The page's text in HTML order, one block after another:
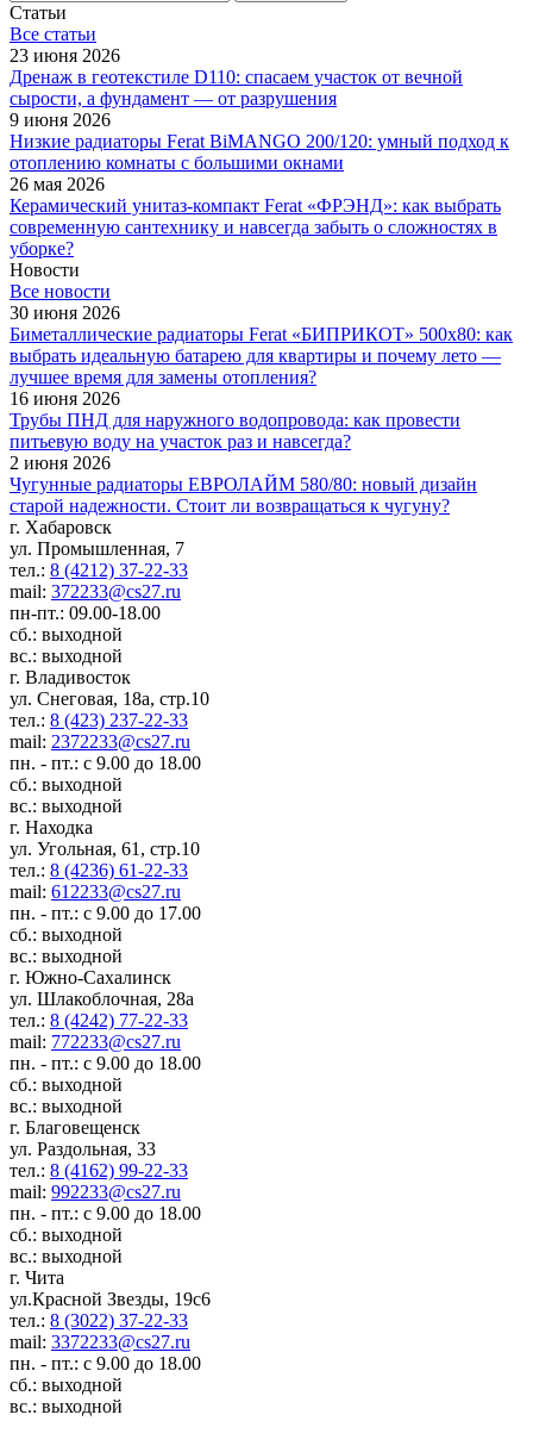
Статьи
Все cтатьи
23 июня 2026
Дренаж в геотекстиле D110: спасаем участок от вечной
сырости, а фундамент — от разрушения
9 июня 2026
Низкие радиаторы Ferat BiMANGO 200/120: умный подход к
отоплению комнаты с большими окнами
26 мая 2026
Керамический унитаз-компакт Ferat «ФРЭНД»: как выбрать
современную сантехнику и навсегда забыть о сложностях в
уборке?
Новости
Все новости
30 июня 2026
Биметаллические радиаторы Ferat «БИПРИКОТ» 500x80: как
выбрать идеальную батарею для квартиры и почему лето —
лучшее время для замены отопления?
16 июня 2026
Трубы ПНД для наружного водопровода: как провести
питьевую воду на участок раз и навсегда?
2 июня 2026
Чугунные радиаторы ЕВРОЛАЙМ 580/80: новый дизайн
старой надежности. Стоит ли возвращаться к чугуну?
г. Хабаровск
ул. Промышленная, 7
тел.: 8 (4212) 37-22-33
mail: 372233@cs27.ru
пн-пт.: 09.00-18.00
сб.: выходной
вс.: выходной
г. Владивосток
ул. Снеговая, 18а, стр.10
тел.: 8 (423) 237-22-33
mail: 2372233@cs27.ru
пн. - пт.: с 9.00 до 18.00
сб.: выходной
вс.: выходной
г. Находка
ул. Угольная, 61, стр.10
тел.: 8 (4236) 61-22-33
mail: 612233@cs27.ru
пн. - пт.: с 9.00 до 17.00
сб.: выходной
вс.: выходной
г. Южно-Сахалинск
ул. Шлакоблочная, 28а
тел.: 8 (4242) 77-22-33
mail: 772233@cs27.ru
пн. - пт.: с 9.00 до 18.00
сб.: выходной
вс.: выходной
г. Благовещенск
ул. Раздольная, 33
тел.: 8 (4162) 99-22-33
mail: 992233@cs27.ru
пн. - пт.: с 9.00 до 18.00
сб.: выходной
вс.: выходной
г. Чита
ул.Красной Звезды, 19с6
тел.: 8 (3022) 37-22-33
mail: 3372233@cs27.ru
пн. - пт.: с 9.00 до 18.00
сб.: выходной
вс.: выходной